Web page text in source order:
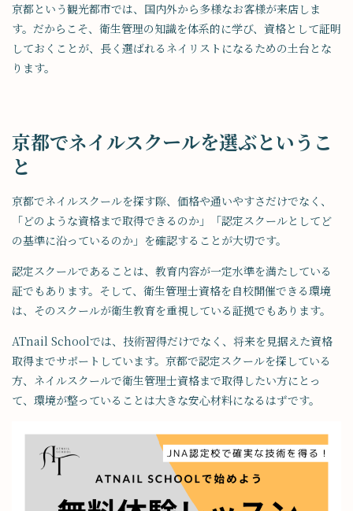
京都という観光都市では、国内外から多様なお客様が来店しま
す。だからこそ、衛生管理の知識を体系的に学び、資格として証明
しておくことが、長く選ばれるネイリストになるための土台とな
ります。
京都でネイルスクールを選ぶというこ
と
京都でネイルスクールを探す際、価格や通いやすさだけでなく、
「どのような資格まで取得できるのか」「認定スクールとしてど
の基準に沿っているのか」を確認することが大切です。
認定スクールであることは、教育内容が一定水準を満たしている
証でもあります。そして、衛生管理士資格を自校開催できる環境
は、そのスクールが衛生教育を重視している証拠でもあります。
ATnail Schoolでは、技術習得だけでなく、将来を見据えた資格
取得までサポートしています。京都で認定スクールを探している
方、ネイルスクールで衛生管理士資格まで取得したい方にとっ
て、環境が整っていることは大きな安心材料になるはずです。